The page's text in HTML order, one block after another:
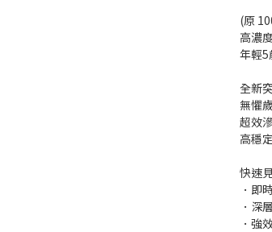
(原
高濃
年輕5
全新
無懼
超效
高穩
快速
．即
．深
．強